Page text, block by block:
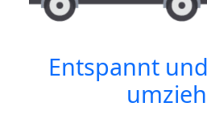
Entspannt